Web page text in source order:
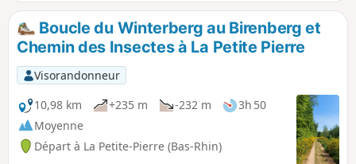
Boucle du Winterberg au Birenberg et
Chemin des Insectes à La Petite Pierre
Visorandonneur
10,98 km
+235 m -232 m
3h 50
Moyenne
Départ à La Petite-Pierre (Bas-Rhin)